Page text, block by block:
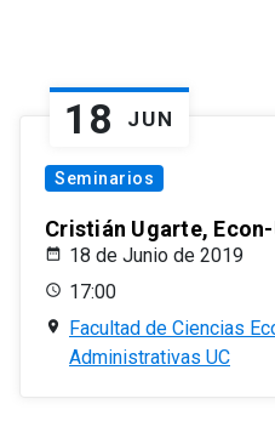
18 JUN
Seminarios
Cristián Ugarte,
18 de Junio de 2019
17:00
Facultad de Ciencias
Administrativas UC